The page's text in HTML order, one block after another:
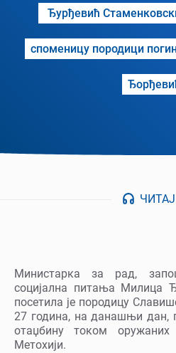
Ђурђевић
споменицу породици
Министарка за рад,
социјална питања Милица
посетила је породицу
27 година, на данашњи дан,
отаџбину током
Метохији.